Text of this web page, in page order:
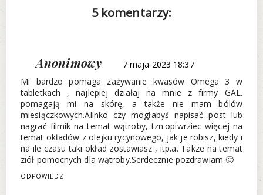
5 komentarzy:
Anonimowy
7 maja 2023 18:37
Mi bardzo pomaga zażywanie kwasów Omega 3 w
tabletkach , najlepiej działaj na mnie z firmy GAL.
pomagają mi na skórę, a także nie mam bólów
miesiączkowych.Alinko czy mogłabyś napisać post lub
nagrać filmik na temat wątroby, tzn.opiwrziec więcej na
temat okładów z olejku rycynowego, jak je robisz, kiedy i
na ile czasu taki okład zostawiasz , itp.a. Takze na temat
ziół pomocnych dla wątroby.Serdecznie pozdrawiam 🙂
ODPOWIEDZ